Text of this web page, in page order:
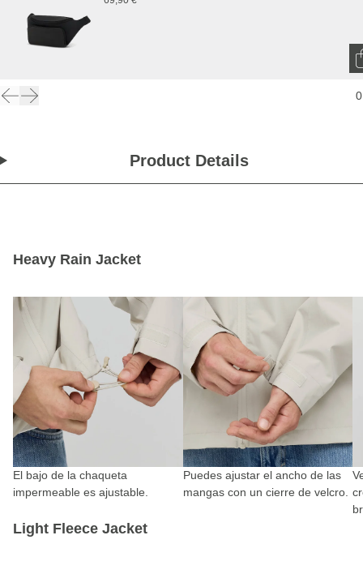
Product Details
Heavy Rain Jacket
El bajo de la chaqueta
impermeable es ajustable.
Puedes ajustar el ancho de las
mangas con un cierre de velcro.
Light Fleece Jacket